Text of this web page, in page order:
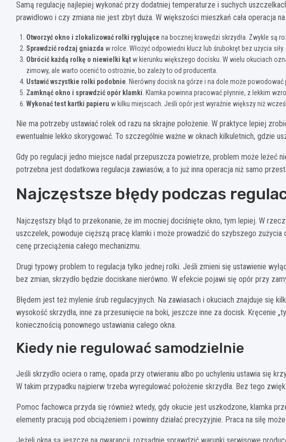
Samą regulację najlepiej wykonać przy dodatniej temperaturze i suchych
prawidłowo i czy zmiana nie jest zbyt duża. W większości mieszkań cała operacja
Otworzyć okno i zlokalizować rolki ryglujące na bocznej krawędzi skrzydła. Zwykle są
Sprawdzić rodzaj gniazda w rolce. Włożyć odpowiedni klucz lub śrubokręt bez użycia
Obrócić każdą rolkę o niewielki kąt w kierunku większego docisku. W wielu okuciach
zimowy, ale warto ocenić to ostrożnie, bo zależy to od producenta.
Ustawić wszystkie rolki podobnie . Nierówny docisk na górze i na dole może
Zamknąć okno i sprawdzić opór klamki . Klamka powinna pracować płynnie, z lekkim
Wykonać test kartki papieru w kilku miejscach. Jeśli opór jest wyraźnie większy niż
Nie ma potrzeby ustawiać rolek od razu na skrajne położenie. W praktyce lepiej
ewentualnie lekko skorygować. To szczególnie ważne w oknach kilkuletnich, gdzie
Gdy po regulacji jedno miejsce nadal przepuszcza powietrze, problem może leżeć
potrzebna jest dodatkowa regulacja zawiasów, a to już inna operacja niż samo
Najczęstsze błędy podczas
Najczęstszy błąd to przekonanie, że im mocniej dociśnięte okno, tym lepiej. W
uszczelek, powoduje cięższą pracę klamki i może prowadzić do szybszego zużycia
cenę przeciążenia całego mechanizmu.
Drugi typowy problem to regulacja tylko jednej rolki. Jeśli zmieni się ustawienie
bez zmian, skrzydło będzie dociskane nierówno. W efekcie pojawi się opór przy
Błędem jest też mylenie śrub regulacyjnych. Na zawiasach i okuciach znajduje się
wysokość skrzydła, inne za przesunięcie na boki, jeszcze inne za docisk. Kręcenie
koniecznością ponownego ustawiania całego okna.
Kiedy nie regulować samodzielnie
Jeśli skrzydło ociera o ramę, opada przy otwieraniu albo po uchyleniu ustawia się
W takim przypadku najpierw trzeba wyregulować położenie skrzydła. Bez tego
Pomoc fachowca przyda się również wtedy, gdy okucie jest uszkodzone, klamka
elementy pracują pod obciążeniem i powinny działać precyzyjnie. Praca na siłę